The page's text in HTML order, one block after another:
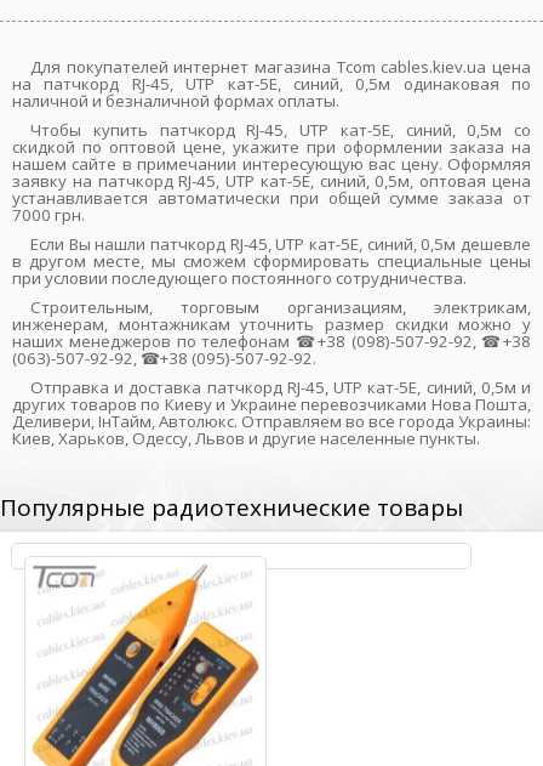
Для покупателей интернет магазина Tcom cables.kiev.ua цена
на патчкорд RJ-45, UTP кат-5E, синий, 0,5м одинаковая по
наличной и безналичной формах оплаты.
Чтобы купить патчкорд RJ-45, UTP кат-5E, синий, 0,5м со
скидкой по оптовой цене, укажите при оформлении заказа на
нашем сайте в примечании интересующую вас цену. Оформляя
заявку на патчкорд RJ-45, UTP кат-5E, синий, 0,5м, оптовая цена
устанавливается автоматически при общей сумме заказа от
7000 грн.
Если Вы нашли патчкорд RJ-45, UTP кат-5E, синий, 0,5м дешевле
в другом месте, мы сможем сформировать специальные цены
при условии последующего постоянного сотрудничества.
Строительным, торговым организациям, электрикам,
инженерам, монтажникам уточнить размер скидки можно у
наших менеджеров по телефонам ☎+38 (098)-507-92-92, ☎+38
(063)-507-92-92, ☎+38 (095)-507-92-92.
Отправка и доставка патчкорд RJ-45, UTP кат-5E, синий, 0,5м и
других товаров по Киеву и Украине перевозчиками Нова Пошта,
Деливери, ІнТайм, Автолюкс. Отправляем во все города Украины:
Киев, Харьков, Одессу, Львов и другие населенные пункты.
Популярные радиотехнические товары